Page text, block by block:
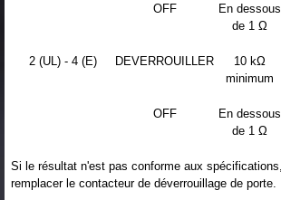
OFF
En dessous
de 1 Ω
2 (UL) - 4 (E) DEVERROUILLER
10 kΩ
minimum
OFF
En dessous
de 1 Ω
Si le résultat n'est pas conforme aux spécifications,
remplacer le contacteur de déverrouillage de porte.